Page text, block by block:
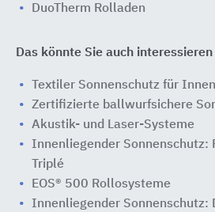
DuoTherm Rolladen
Das könnte Sie auch interessieren
Textiler Sonnenschutz für Innen
Zertifizierte ballwurfsichere
Akustik- und Laser-Systeme
Innenliegender Sonnenschutz:
Triplé
EOS® 500 Rollosysteme
Innenliegender Sonnenschutz: